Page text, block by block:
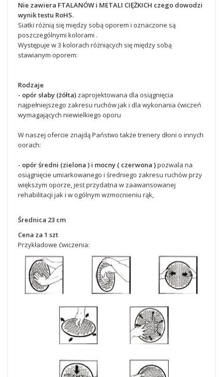
Nie zawiera FTALANÓW i METALI CIĘŻKICH czego dowodzi
wynik testu RoHS.
Siatki różnią się między sobą oporem i oznaczone są
poszczególnymi kolorami .
Występuje w 3 kolorach różniących się między sobą
stawianym oporem:
Rodzaje
- opór słaby (żółta) zaprojektowana dla osiągnięcia
najpełniejszego zakresu ruchów jak i dla wykonania ćwiczeń
wymagających niewielkiego oporu
W naszej ofercie znajdą Państwo także trenery dłoni o innych
oorach:
- opór średni (zielona ) i mocny ( czerwona )pozwala na
osiągnięcie umiarkowanego i średniego zakresu ruchów przy
większym oporze, jest przydatna w zaawansowanej
rehabilitacji jak i w ogólnym wzmocnieniu rąk,
Średnica 23 cm
Cena za 1 szt
Przykładowe ćwiczenia: